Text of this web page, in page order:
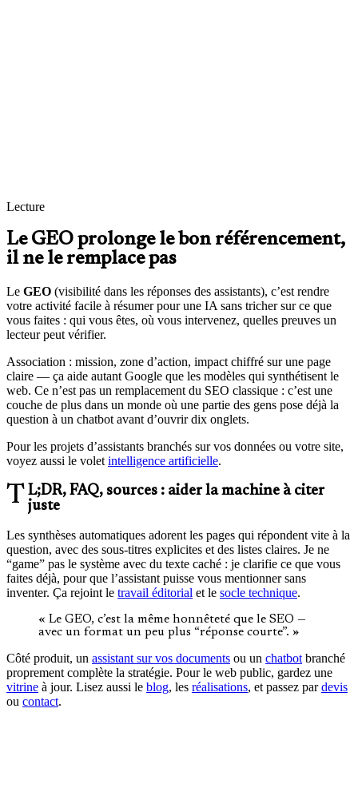
Lecture
Le GEO prolonge le bon référencement,
il ne le remplace pas
Le GEO (visibilité dans les réponses des assistants), c’est rendre
votre activité facile à résumer pour une IA sans tricher sur ce que
vous faites : qui vous êtes, où vous intervenez, quelles preuves un
lecteur peut vérifier.
Association : mission, zone d’action, impact chiffré sur une page
claire — ça aide autant Google que les modèles qui synthétisent le
web. Ce n’est pas un remplacement du SEO classique : c’est une
couche de plus dans un monde où une partie des gens pose déjà la
question à un chatbot avant d’ouvrir dix onglets.
Pour les projets d’assistants branchés sur vos données ou votre site,
voyez aussi le volet intelligence artificielle.
TL;DR, FAQ, sources : aider la machine à citer juste
Les synthèses automatiques adorent les pages qui répondent vite à la
question, avec des sous-titres explicites et des listes claires. Je ne
“game” pas le système avec du texte caché : je clarifie ce que vous
faites déjà, pour que l’assistant puisse vous mentionner sans
inventer. Ça rejoint le travail éditorial et le socle technique.
« Le GEO, c’est la même honnêteté que le SEO —
avec un format un peu plus “réponse courte”. »
Côté produit, un assistant sur vos documents ou un chatbot branché
proprement complète la stratégie. Pour le web public, gardez une
vitrine à jour. Lisez aussi le blog, les réalisations, et passez par devis
ou contact.